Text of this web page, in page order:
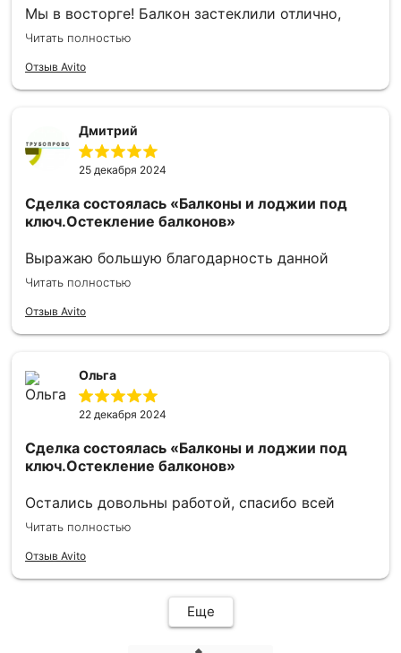
Мы в восторге! Балкон застеклили отлично,
учли все наши пожелания, при этом всегда были
на связи и отвечали на все наши вопросы.
Отдельное спасибо Алексею, что так быстро,
От души советуем вас всем нашим друзьям и
знакомым. А вашей фирме желаем процветания
и успехов!
Читать полностью
Отзыв Avito
Дмитрий
25 декабря 2024
Сделка состоялась «Балконы и лоджии под
ключ.Остекление балконов»
Выражаю большую благодарность данной
фирме! Сделали все быстро и максимально
красиво! Советую всем желающим!
Читать полностью
Отзыв Avito
Ольга
22 декабря 2024
Сделка состоялась «Балконы и лоджии под
ключ.Остекление балконов»
Остались довольны работой, спасибо всей
команде! Быстро всё сделали, реальность
совпала с нашими ожиданием 🤗уже друзья
берут ваши номера телефонов 😉
Читать полностью
Отзыв Avito
Еще